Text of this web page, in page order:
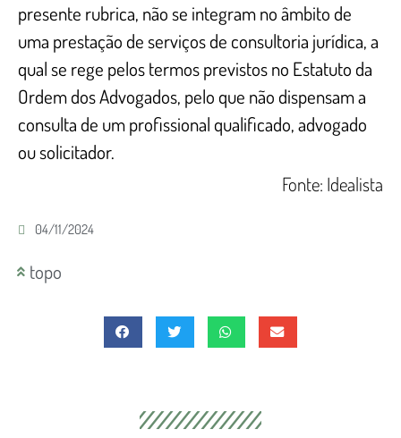
presente rubrica, não se integram no âmbito de
uma prestação de serviços de consultoria jurídica, a
qual se rege pelos termos previstos no Estatuto da
Ordem dos Advogados, pelo que não dispensam a
consulta de um profissional qualificado, advogado
ou solicitador.
Fonte: Idealista
04/11/2024
topo